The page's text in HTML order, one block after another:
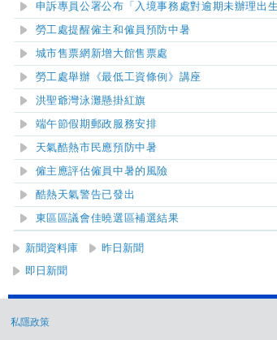
申訴專員公署公布「入境事務處對逾期未辦理出
勞工處提醒僱主和僱員預防中暑
城市售票網新增大館售票處
勞工處舉辦《最低工資條例》講座
洪聖爺灣泳灘懸掛紅旗
端午節假期郵政服務安排
天氣酷熱市民應預防中暑
僱主應評估僱員中暑的風險
酷熱天氣警告已發出
東區區議會佳曉選區補選結果
新聞資料庫 昨日新聞
即日新聞
私隱政策